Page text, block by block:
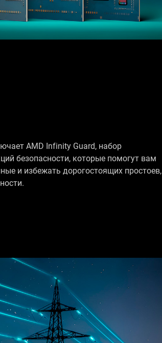
AMD Infinity Guard, набор
безопасности, которые помогут вам
и избежать дорогостоящих простоев,